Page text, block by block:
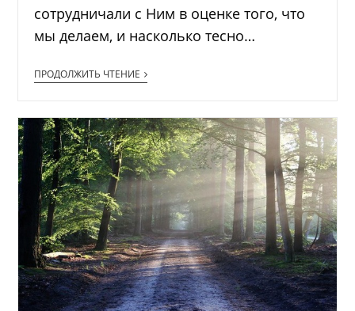
сотрудничали с Ним в оценке того, что
мы делаем, и насколько тесно…
ПРОДОЛЖИТЬ ЧТЕНИЕ